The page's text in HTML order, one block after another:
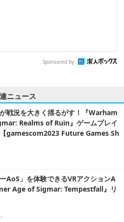
Sponsored by
ニュース
戦況を大きく揺るがす！『Warham
Realms of Ruin』ゲームプレイ
【gamescom2023 Future Games Sh
AoS」を体験できるVRアクションA
Age of Sigmar: Tempestfall』リ